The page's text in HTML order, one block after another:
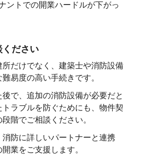
ントでの開業ハードルが下がっ
ください
だけでなく、建築士や消防設備
易度の高い手続きです。
後で、追加の消防設備が必要だと
ラブルを防ぐためにも、物件契
階でご相談ください。
防に詳しいパートナーと連携
業をご支援します。